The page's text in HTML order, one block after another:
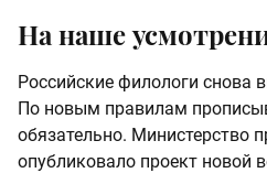
На наше
Российские филологи снова
По новым правилам
обязательно. Министерство
опубликовало проект новой